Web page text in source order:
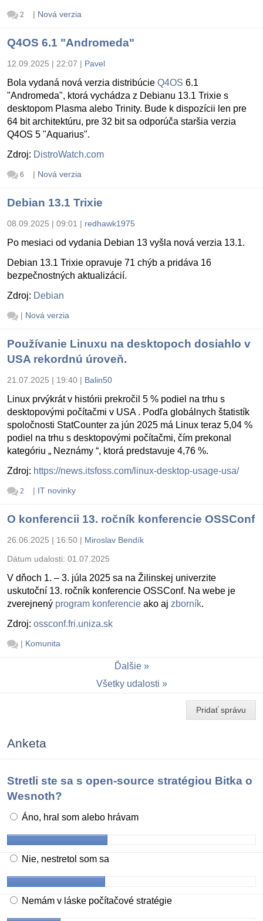
2 | Nová verzia
Q4OS 6.1 "Andromeda"
12.09.2025 | 22:07 | Pavel
Bola vydaná nová verzia distribúcie Q4OS 6.1
"Andromeda", ktorá vychádza z Debianu 13.1 Trixie s
desktopom Plasma alebo Trinity. Bude k dispozícii len pre
64 bit architektúru, pre 32 bit sa odporúča staršia verzia
Q4OS 5 "Aquarius".
Zdroj: DistroWatch.com
6 | Nová verzia
Debian 13.1 Trixie
08.09.2025 | 09:01 | redhawk1975
Po mesiaci od vydania Debian 13 vyšla nová verzia 13.1.
Debian 13.1 Trixie opravuje 71 chýb a pridáva 16
bezpečnostných aktualizácií.
Zdroj: Debian
| Nová verzia
Používanie Linuxu na desktopoch dosiahlo v
USA rekordnú úroveň.
21.07.2025 | 19:40 | Balin50
Linux prvýkrát v histórii prekročil 5 % podiel na trhu s
desktopovými počítačmi v USA . Podľa globálnych štatistík
spoločnosti StatCounter za jún 2025 má Linux teraz 5,04 %
podiel na trhu s desktopovými počítačmi, čím prekonal
kategóriu „ Neznámy “, ktorá predstavuje 4,76 %.
Zdroj: https://news.itsfoss.com/linux-desktop-usage-usa/
2 | IT novinky
O konferencii 13. ročník konferencie OSSConf
26.06.2025 | 16:50 | Miroslav Bendík
Dátum udalosti: 01.07.2025
V dňoch 1. – 3. júla 2025 sa na Žilinskej univerzite
uskutoční 13. ročník konferencie OSSConf. Na webe je
zverejnený program konferencie ako aj zborník.
Zdroj: ossconf.fri.uniza.sk
| Komunita
Ďalšie
Všetky udalosti
Pridať správu
Anketa
Stretli ste sa s open-source stratégiou Bitka o
Wesnoth?
Áno, hral som alebo hrávam
Nie, nestretol som sa
Nemám v láske počítačové stratégie